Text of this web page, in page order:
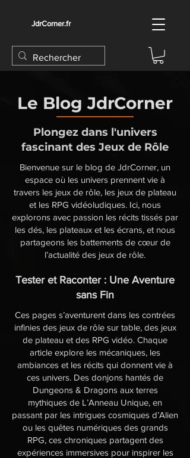
JdrCorner.fr
Le Blog JdrCorner
Plongez dans l'univers
fascinant des Jeux de Rôle
Bienvenue sur le blog de JdrCorner, un
espace où les univers prennent vie à
travers les jeux de rôle, les jeux de plateau
et les RPG vidéoludiques. Ici, nous
explorons avec passion les récits tissés par
les dés, les plateaux et les écrans, et nous
partageons les battements de cœur de
l’actualité des jeux de rôle.
Tester et Raconter : Une Aventure
sans Fin
Ces pages s’aventurent dans les contrées
infinies des jeux de rôle sur table, des jeux
de plateau et des RPG vidéo. Chaque
article explore les mécaniques, les
ambiances et les récits qui donnent vie à
ces univers. Des donjons hantés de
Dungeons & Dragons aux terres
mythiques de L’Anneau Unique, en
passant par les intrigues cosmiques d’Alien
ou les quêtes numériques des grands
RPG, ces chroniques partagent des
expériences immersives pour inspirer les